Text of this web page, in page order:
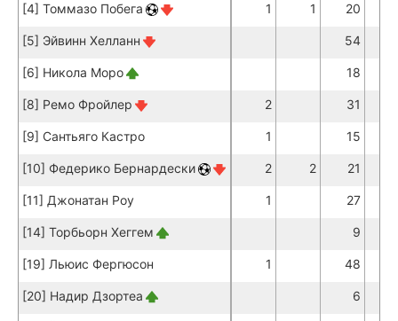
[4] Томмазо Побега 1 1 20
[5] Эйвинн Хелланн 54
[6] Никола Моро 18
[8] Ремо Фройлер 2 31
[9] Сантьяго Кастро 1 15
[10] Федерико Бернардески 2 2 21
[11] Джонатан Роу 1 27
[14] Торбьорн Хеггем 9
[19] Льюис Фергюсон 1 48
[20] Надир Дзортеа 6